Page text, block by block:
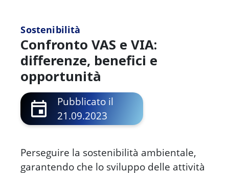
Sostenibilità
Confronto VAS e VIA:
differenze, benefici e
opportunità
Pubblicato il
21.09.2023
Perseguire la sostenibilità ambientale,
garantendo che lo sviluppo delle attività